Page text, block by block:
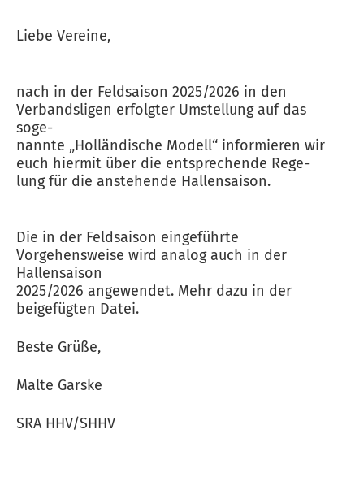
Liebe Vereine,
nach in der Feldsaison 2025/2026 in den
Verbandsligen erfolgter Umstellung auf das
soge-
nannte „Holländische Modell“ informieren wir
euch hiermit über die entsprechende Rege-
lung für die anstehende Hallensaison.
Die in der Feldsaison eingeführte
Vorgehensweise wird analog auch in der
Hallensaison
2025/2026 angewendet. Mehr dazu in der
beigefügten Datei.
Beste Grüße,
Malte Garske
SRA HHV/SHHV